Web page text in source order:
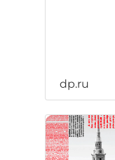
dp.ru